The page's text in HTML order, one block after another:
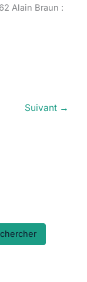
Alain Braun :
Suivant →